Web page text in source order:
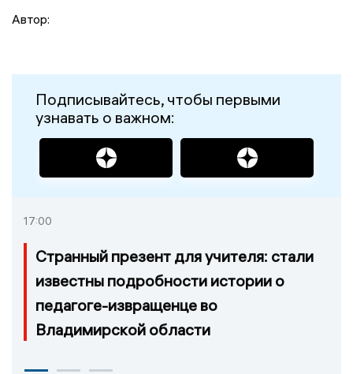
Автор:
Подписывайтесь, чтобы первыми
узнавать о важном:
17:00
Странный презент для учителя: стали
известны подробности истории о
педагоге-извращенце во
Владимирской области